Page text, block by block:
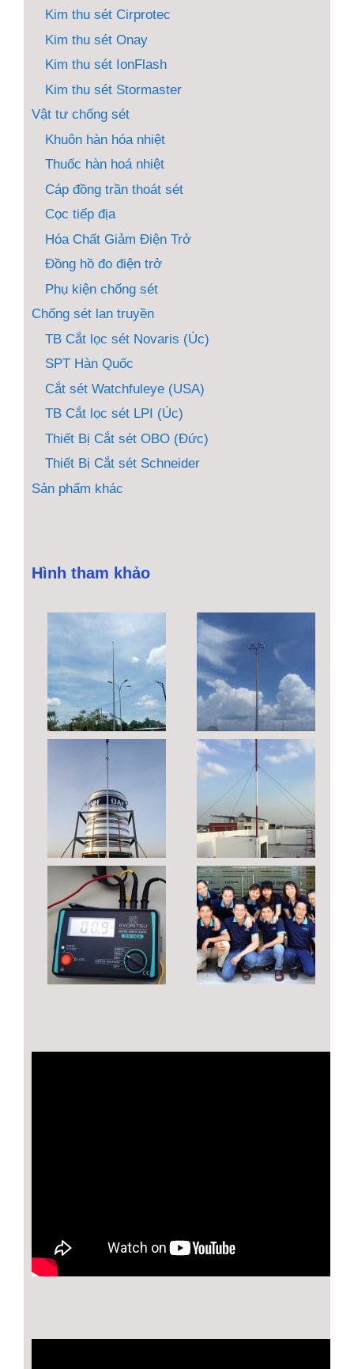
Kim thu sét Cirprotec
Kim thu sét Onay
Kim thu sét IonFlash
Kim thu sét Stormaster
Vật tư chống sét
Khuôn hàn hóa nhiệt
Thuốc hàn hoá nhiệt
Cáp đồng trần thoát sét
Cọc tiếp địa
Hóa Chất Giảm Điện Trở
Đồng hồ đo điện trở
Phụ kiện chống sét
Chống sét lan truyền
TB Cắt lọc sét Novaris (Úc)
SPT Hàn Quốc
Cắt sét Watchfuleye (USA)
TB Cắt lọc sét LPI (Úc)
Thiết Bị Cắt sét OBO (Đức)
Thiết Bị Cắt sét Schneider
Sản phẩm khác
Hình tham khảo